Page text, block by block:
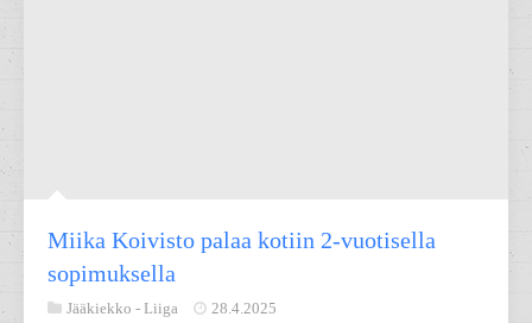
Miika Koivisto palaa kotiin 2-vuotisella
sopimuksella
Jääkiekko - Liiga 28.4.2025